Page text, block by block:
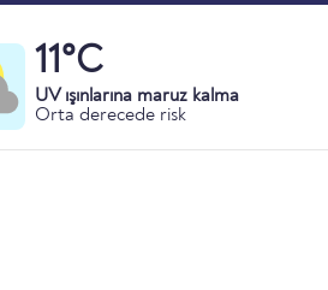
11°C
UV ışınlarına maruz kalma
Orta derecede risk